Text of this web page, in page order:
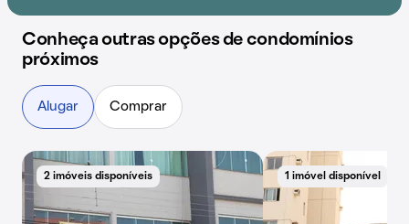
Conheça outras opções de condomínios
próximos
Alugar Comprar
2 imóveis disponíveis 1 imóvel disponível